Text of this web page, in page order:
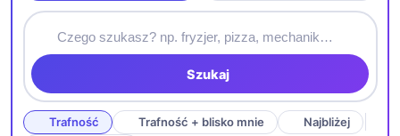
Szukaj
Trafność Trafność + blisko mnie
Najbliżej